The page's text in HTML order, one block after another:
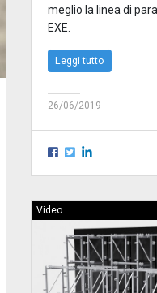
meglio la linea di
EXE.
Leggi tutto
26/06/2019
Video